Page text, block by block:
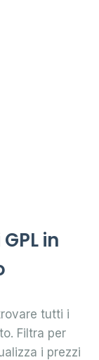
in
tutti i
Filtra per
i prezzi